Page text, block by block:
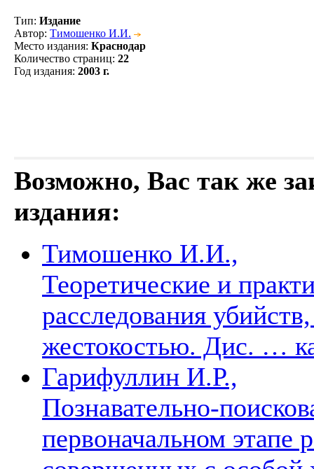
Тип: Издание
Автор: Тимошенко И.И.
Место издания: Краснодар
Количество страниц: 22
Год издания: 2003 г.
Возможно, Вас так же
издания:
Тимошенко И.И.,
Теоретические и
расследования
жестокостью. Дис. …
Гарифуллин И.Р.,
Познавательно-
первоначальном этапе